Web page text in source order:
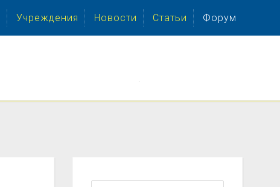
Учреждения Новости Статьи Форум
.